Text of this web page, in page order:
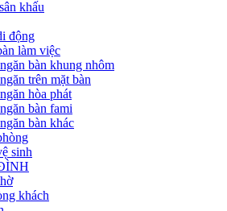
khấu
động
làm việc
bàn khung nhôm
trên mặt bàn
hòa phát
bàn fami
bàn khác
sinh
khách